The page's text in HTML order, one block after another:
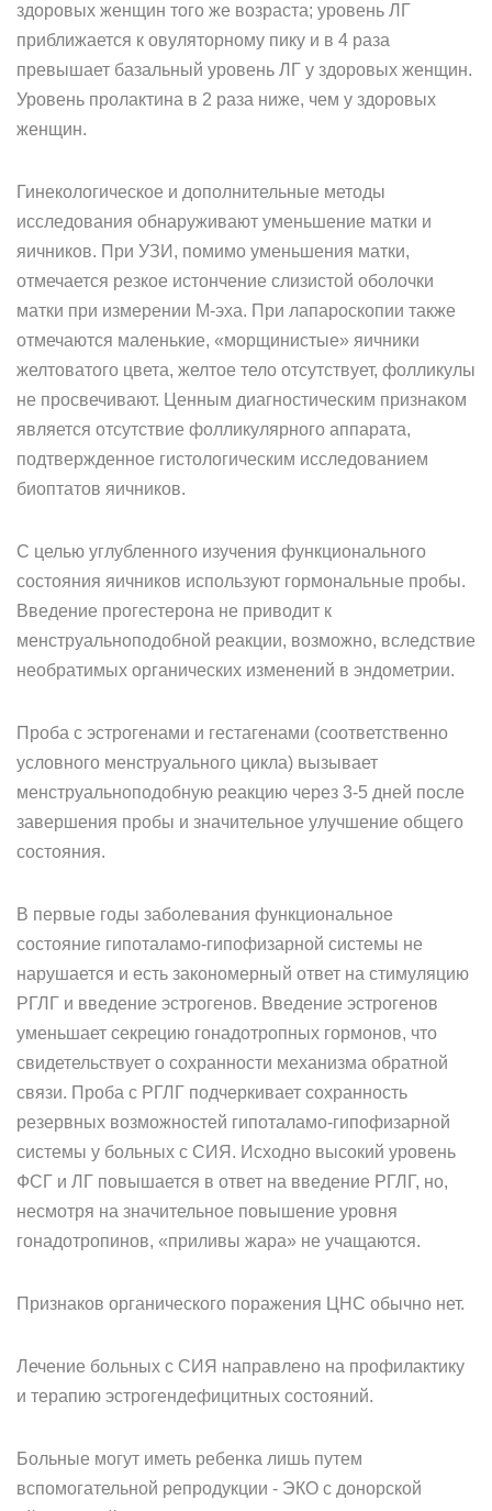
здоровых женщин того же возраста; уровень ЛГ
приближается к овуляторному пику и в 4 раза
превышает базальный уровень ЛГ у здоровых женщин.
Уровень пролактина в 2 раза ниже, чем у здоровых
женщин.
Гинекологическое и дополнительные методы
исследования обнаруживают уменьшение матки и
яичников. При УЗИ, помимо уменьшения матки,
отмечается резкое истончение слизистой оболочки
матки при измерении М-эха. При лапароскопии также
отмечаются маленькие, «морщинистые» яичники
желтоватого цвета, желтое тело отсутствует, фолликулы
не просвечивают. Ценным диагностическим признаком
является отсутствие фолликулярного аппарата,
подтвержденное гистологическим исследованием
биоптатов яичников.
С целью углубленного изучения функционального
состояния яичников используют гормональные пробы.
Введение прогестерона не приводит к
менструальноподобной реакции, возможно, вследствие
необратимых органических изменений в эндометрии.
Проба с эстрогенами и гестагенами (соответственно
условного менструального цикла) вызывает
менструальноподобную реакцию через 3-5 дней после
завершения пробы и значительное улучшение общего
состояния.
В первые годы заболевания функциональное
состояние гипоталамо-гипофизарной системы не
нарушается и есть закономерный ответ на стимуляцию
РГЛГ и введение эстрогенов. Введение эстрогенов
уменьшает секрецию гонадотропных гормонов, что
свидетельствует о сохранности механизма обратной
связи. Проба с РГЛГ подчеркивает сохранность
резервных возможностей гипоталамо-гипофизарной
системы у больных с СИЯ. Исходно высокий уровень
ФСГ и ЛГ повышается в ответ на введение РГЛГ, но,
несмотря на значительное повышение уровня
гонадотропинов, «приливы жара» не учащаются.
Признаков органического поражения ЦНС обычно нет.
Лечение больных с СИЯ направлено на профилактику
и терапию эстрогендефицитных состояний.
Больные могут иметь ребенка лишь путем
вспомогательной репродукции - ЭКО с донорской